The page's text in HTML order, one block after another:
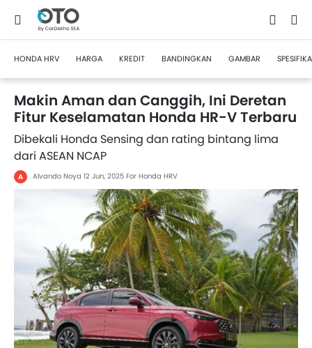
HONDA HRV HARGA KREDIT BANDINGKAN GAMBAR
Makin Aman dan Canggih, Ini Deretan
Fitur Keselamatan Honda HR-V Terbaru
Dibekali Honda Sensing dan rating bintang lima
dari ASEAN NCAP
A Alvando Noya 12 Jun, 2025 For Honda HRV